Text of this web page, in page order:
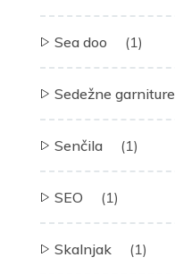
Sea doo (1)
Sedežne garniture
Senčila (1)
SEO (1)
Skalnjak (1)